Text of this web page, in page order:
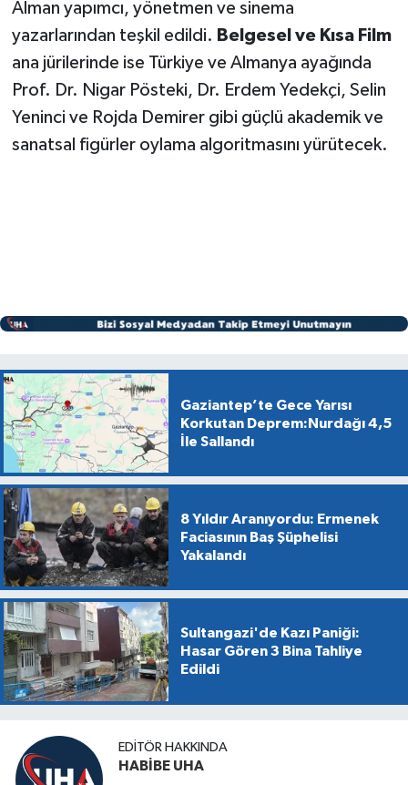
Alman yapımcı, yönetmen ve sinema
yazarlarından teşkil edildi. Belgesel ve Kısa Film
ana jürilerinde ise Türkiye ve Almanya ayağında
Prof. Dr. Nigar Pösteki, Dr. Erdem Yedekçi, Selin
Yeninci ve Rojda Demirer gibi güçlü akademik ve
sanatsal figürler oylama algoritmasını yürütecek.
Gaziantep’te Gece Yarısı
Korkutan Deprem:Nurdağı 4,5
İle Sallandı
8 Yıldır Aranıyordu: Ermenek
Faciasının Baş Şüphelisi
Yakalandı
Sultangazi'de Kazı Paniği:
Hasar Gören 3 Bina Tahliye
Edildi
EDITÖR HAKKINDA
HABİBE UHA